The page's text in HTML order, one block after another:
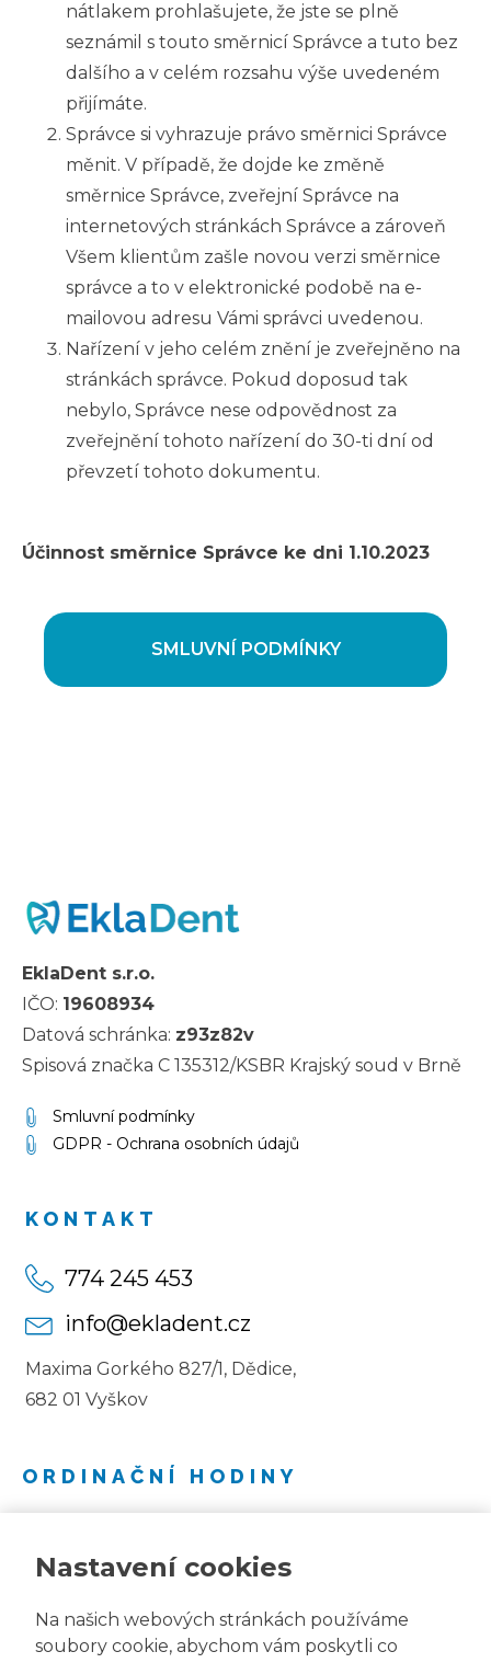
nátlakem prohlašujete, že jste se plně
seznámil s touto směrnicí Správce a tuto bez
dalšího a v celém rozsahu výše uvedeném
přijímáte.
Správce si vyhrazuje právo směrnici Správce
měnit. V případě, že dojde ke změně
směrnice Správce, zveřejní Správce na
internetových stránkách Správce a zároveň
Všem klientům zašle novou verzi směrnice
správce a to v elektronické podobě na e-
mailovou adresu Vámi správci uvedenou.
Nařízení v jeho celém znění je zveřejněno na
stránkách správce. Pokud doposud tak
nebylo, Správce nese odpovědnost za
zveřejnění tohoto nařízení do 30-ti dní od
převzetí tohoto dokumentu.
Účinnost směrnice Správce ke dni 1.10.2023
SMLUVNÍ PODMÍNKY
EklaDent s.r.o.
IČO: 19608934
Datová schránka: z93z82v
Spisová značka C 135312/KSBR Krajský soud v Brně
Smluvní podmínky
GDPR - Ochrana osobních údajů
KONTAKT
774 245 453
info@ekladent.cz
Maxima Gorkého 827/1, Dědice,
682 01 Vyškov
ORDINAČNÍ HODINY
Úterý: 7:30 - 15:30
Čtvrtek: 7:30 - 15:30
Nastavení cookies
Na našich webových stránkách používáme
soubory cookie, abychom vám poskytli co